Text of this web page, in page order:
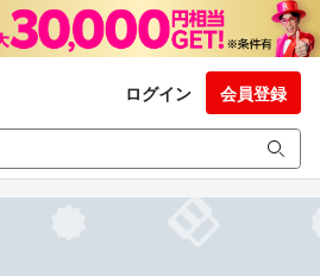
ログイン 会員登録